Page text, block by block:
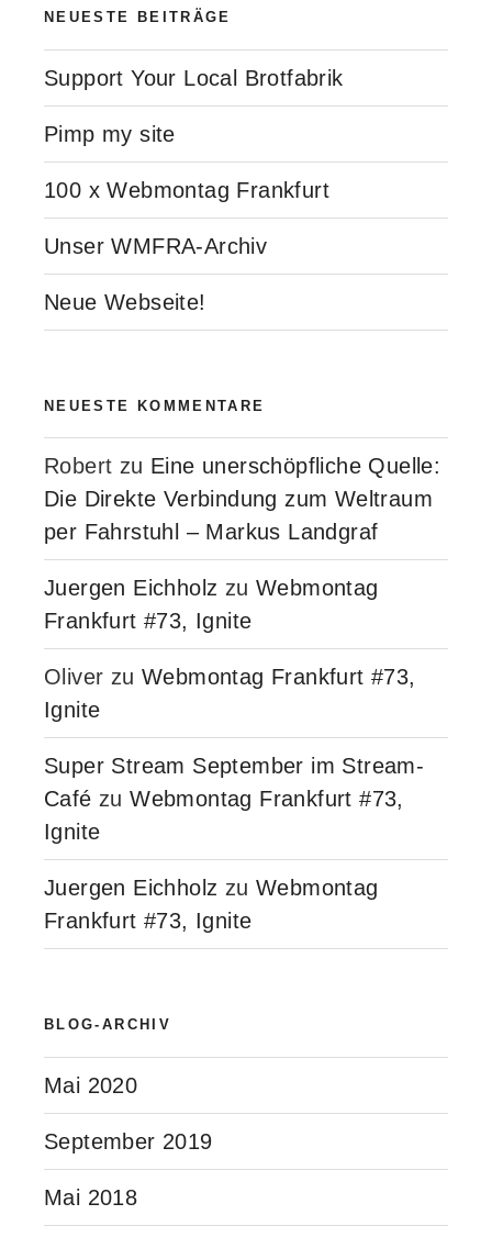
NEUESTE BEITRÄGE
Support Your Local Brotfabrik
Pimp my site
100 x Webmontag Frankfurt
Unser WMFRA-Archiv
Neue Webseite!
NEUESTE KOMMENTARE
Robert zu Eine unerschöpfliche Quelle:
Die Direkte Verbindung zum Weltraum
per Fahrstuhl – Markus Landgraf
Juergen Eichholz zuWebmontag
Frankfurt #73, Ignite
Oliver zuWebmontag Frankfurt #73,
Ignite
Super Stream September im Stream-
Café zuWebmontag Frankfurt #73,
Ignite
Juergen Eichholz zuWebmontag
Frankfurt #73, Ignite
BLOG-ARCHIV
Mai 2020
September 2019
Mai 2018